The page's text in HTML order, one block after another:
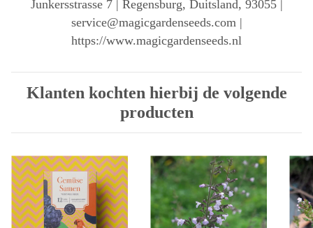
Junkersstrasse 7 | Regensburg, Duitsland, 93055 |
service@magicgardenseeds.com |
https://www.magicgardenseeds.nl
Klanten kochten hierbij de volgende
producten